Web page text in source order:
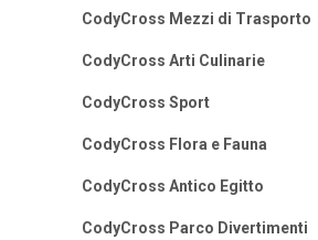
CodyCross Mezzi di Trasporto
CodyCross Arti Culinarie
CodyCross Sport
CodyCross Flora e Fauna
CodyCross Antico Egitto
CodyCross Parco Divertimenti